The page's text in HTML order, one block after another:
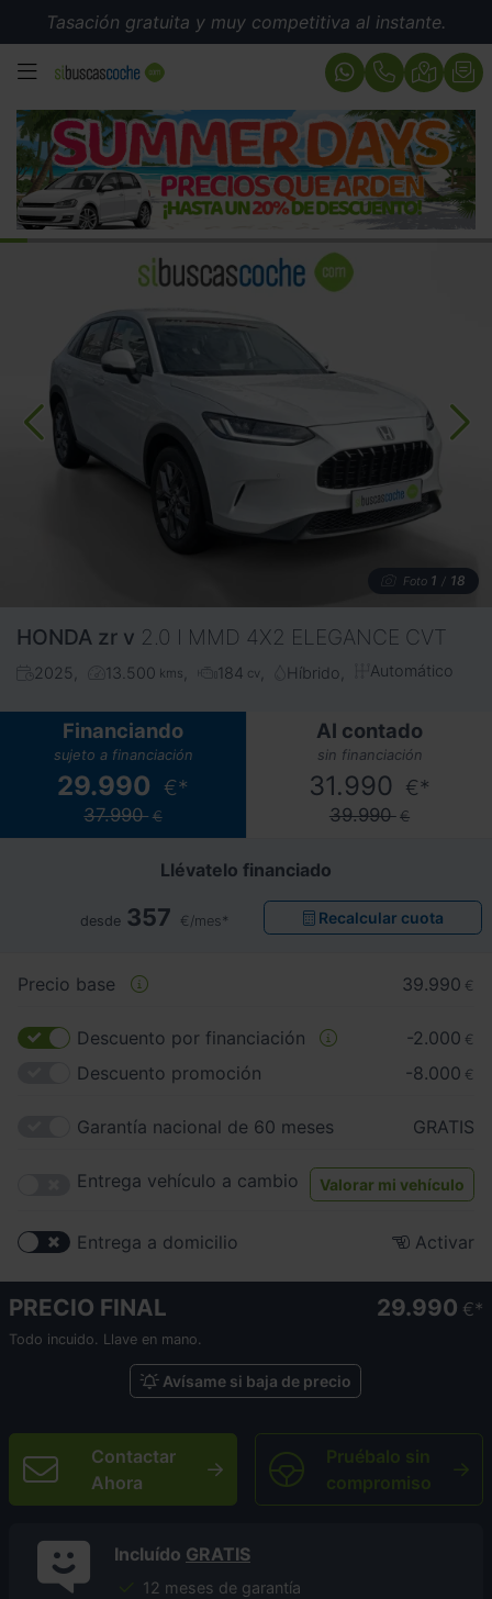
Tasación gratuita y muy competitiva al instante.
MENÚ
Foto 1 / 18
HONDA zr v 2.0 I MMD 4X2 ELEGANCE CVT
2025 13.500 kms 184 cv Híbrido Automático
Financiando
sujeto a financiación
29.990 €*
37.990 €
Al contado
sin financiación
31.990 €*
39.990 €
Llévatelo financiado
desde 357 €/mes* Recalcular cuota
Precio base 39.990 €
Descuento por financiación -2.000 €
Descuento promoción -8.000 €
Garantía nacional de 60 meses GRATIS
Entrega vehículo a cambio Valorar mi vehículo
Entrega a domicilio Activar
PRECIO FINAL 29.990 €
Todo incuido. Llave en mano.
Avísame si baja de precio
Contactar
Ahora
Pruébalo sin
compromiso
Incluído GRATIS
12 meses de garantía